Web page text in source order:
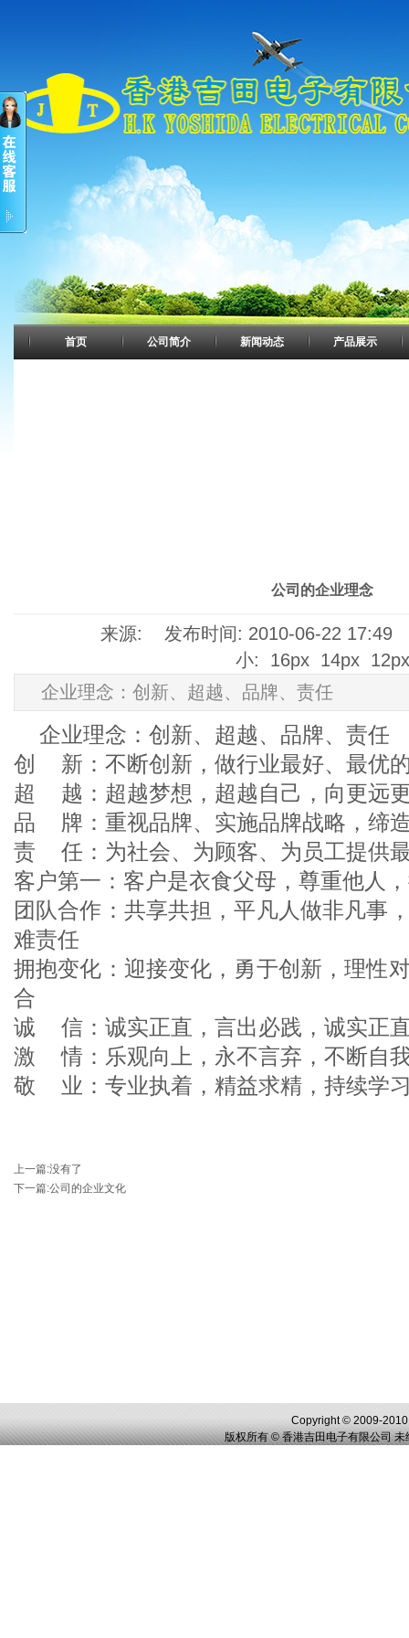
首页 公司简介 新闻动态 产品展示
公司的企业理念
来源: 发布时间: 2010-06-22
小: 16px 14px
12px
企业理念：创新、超越、品牌、责任
企业理念：创新、超越、品牌、责任
创 新：不断创新，做行业最好、最优
超 越：超越梦想，超越自己，向更远
品 牌：重视品牌、实施品牌战略，缔
责 任：为社会、为顾客、为员工提供
客户第一：客户是衣食父母，尊重他人
团队合作：共享共担，平凡人做非凡事
难责任
拥抱变化：迎接变化，勇于创新，理性
合
诚 信：诚实正直，言出必践，诚实正
激 情：乐观向上，永不言弃，不断自
敬 业：专业执着，精益求精，持续学
上一篇:没有了
下一篇:公司的企业文化
Copyright © 2009-
版权所有 © 香港吉田电子有限公司